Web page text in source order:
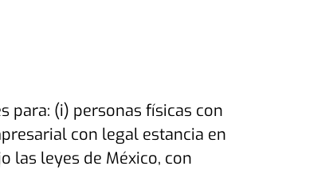
para: (i) personas físicas con
con legal estancia en
las leyes de México, con